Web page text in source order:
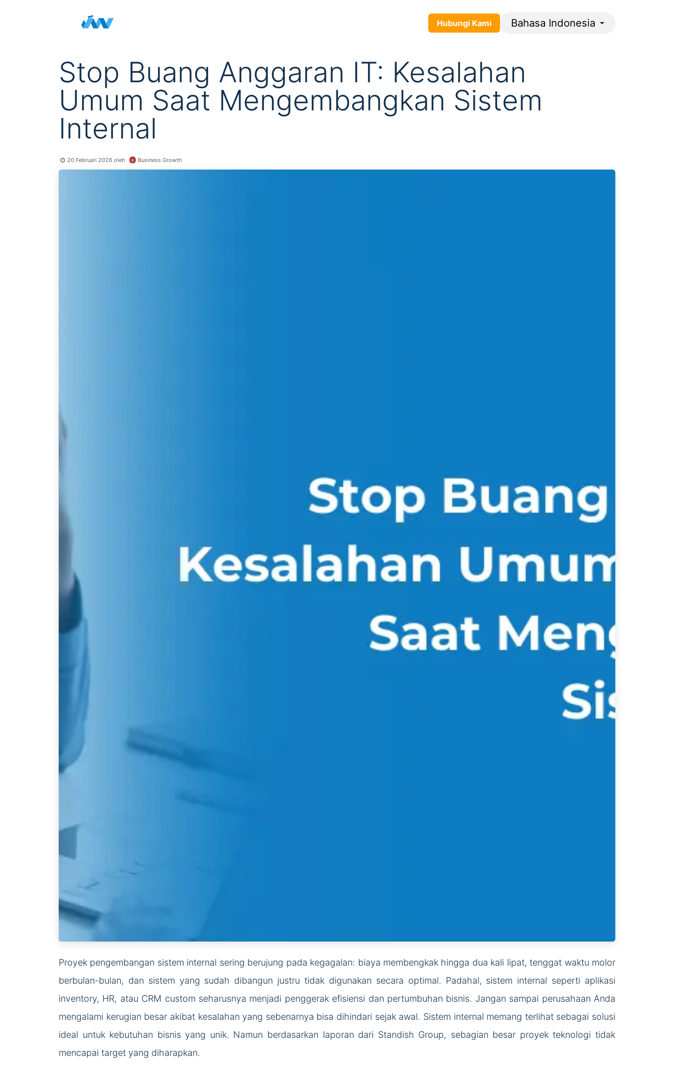
Hubungi ​​​​K​​​​​​​​ami​​ Bahasa Indonesia
Stop Buang Anggaran IT: Kesalahan
Umum Saat Mengembangkan Sistem
Internal
20 Februari 2026 oleh Business Growth
Proyek pengembangan sistem internal sering berujung pada kegagalan: biaya membengkak hingga dua kali lipat, tenggat waktu molor
berbulan-bulan, dan sistem yang sudah dibangun justru tidak digunakan secara optimal. Padahal, sistem internal seperti aplikasi
inventory, HR, atau CRM custom seharusnya menjadi penggerak efisiensi dan pertumbuhan bisnis. Jangan sampai perusahaan Anda
mengalami kerugian besar akibat kesalahan yang sebenarnya bisa dihindari sejak awal. Sistem internal memang terlihat sebagai solusi
ideal untuk kebutuhan bisnis yang unik. Namun berdasarkan laporan dari Standish Group, sebagian besar proyek teknologi tidak
mencapai target yang diharapkan.